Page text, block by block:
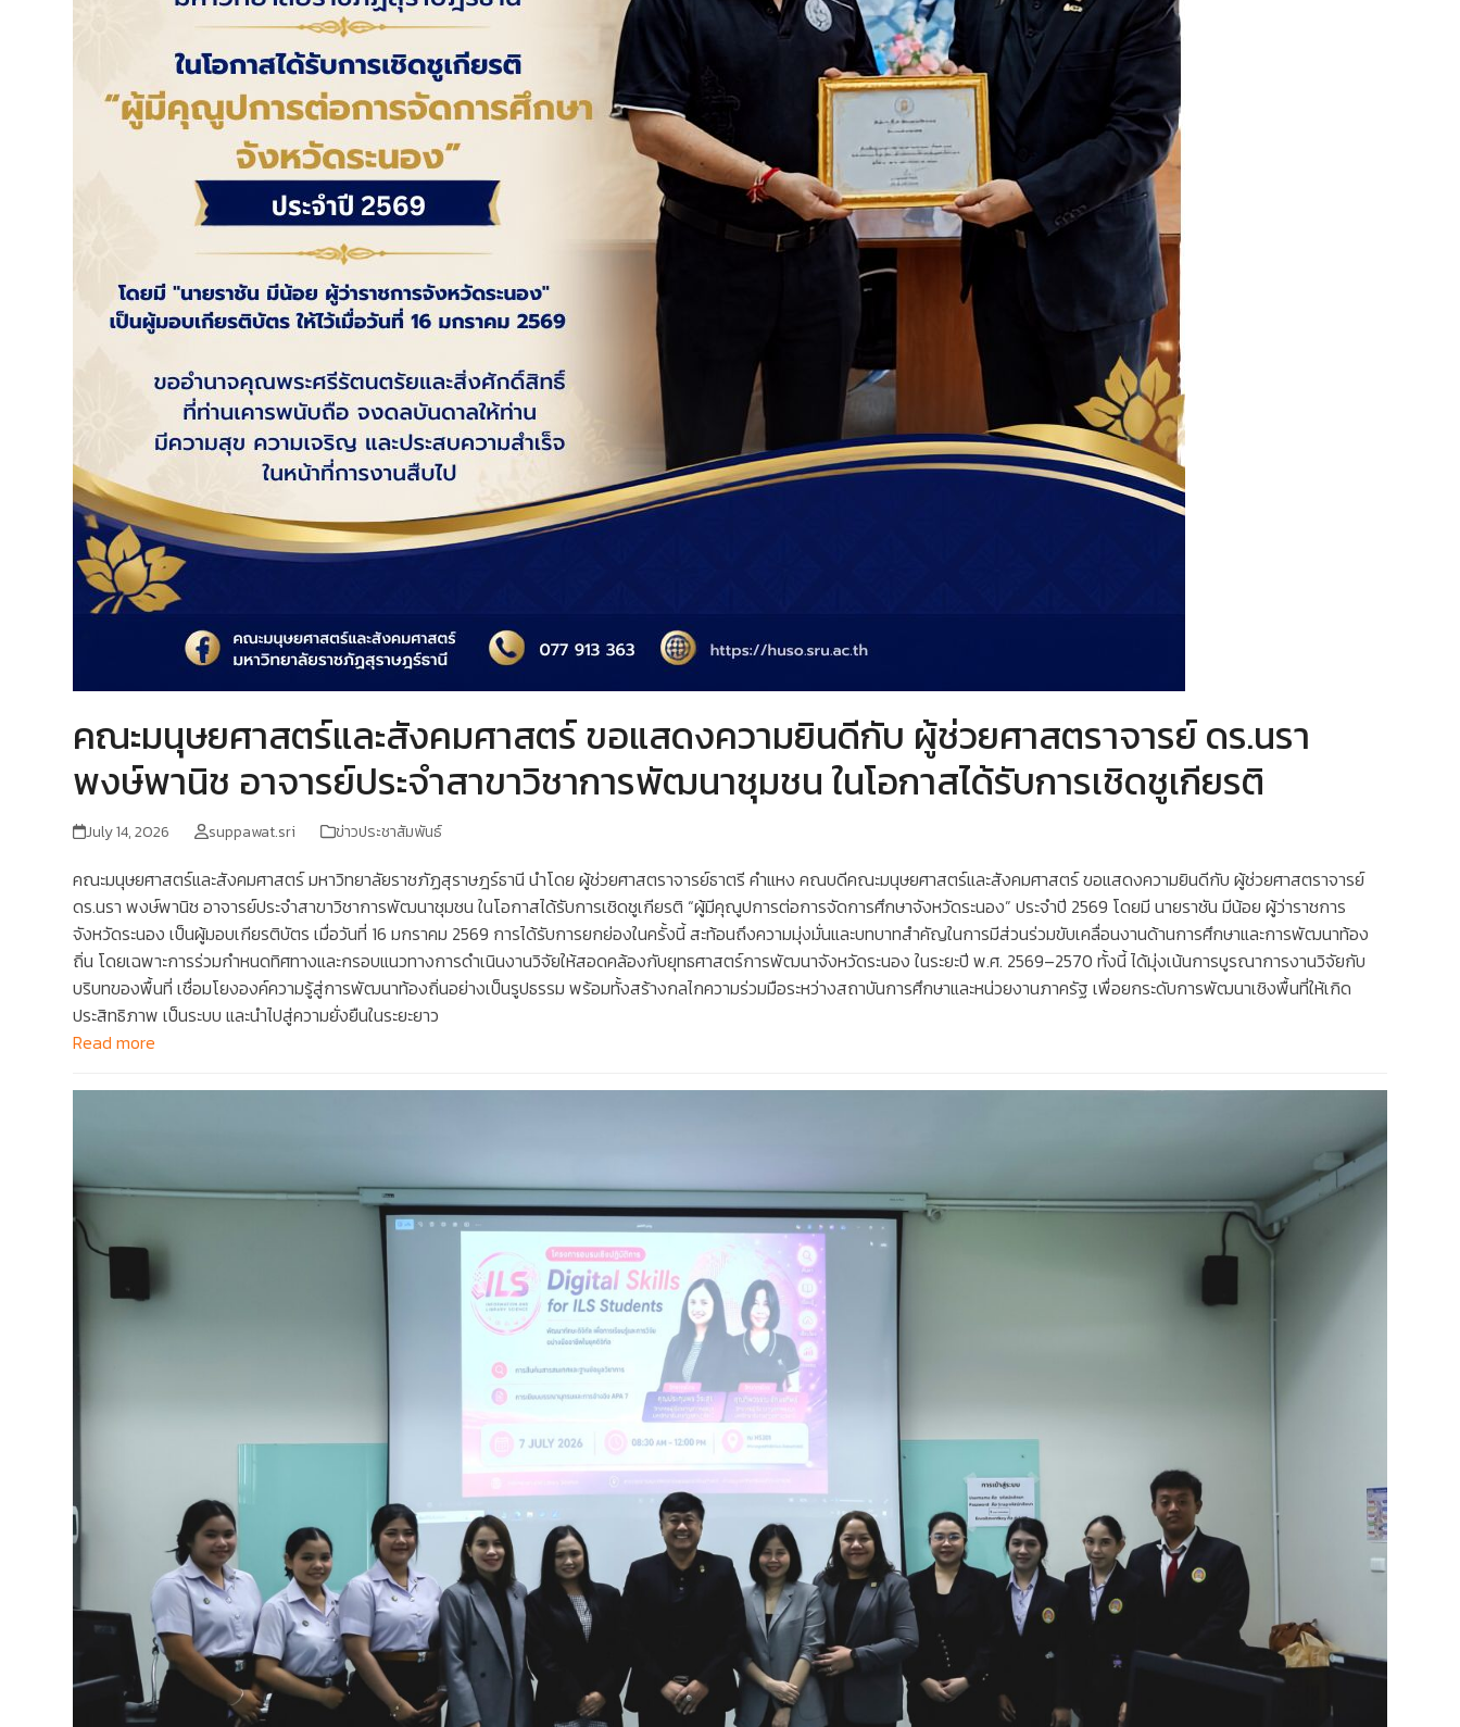
คณะมนุษยศาสตร์และสังคมศาสตร์ ขอแสดงความยินดีกับ ผู้ช่วยศาสตราจารย์ ดร.นรา
พงษ์พานิช อาจารย์ประจำสาขาวิชาการพัฒนาชุมชน ในโอกาสได้รับการเชิดชูเกียรติ
July 14, 2026 suppawat.sri ข่าวประชาสัมพันธ์
คณะมนุษยศาสตร์และสังคมศาสตร์ มหาวิทยาลัยราชภัฏสุราษฎร์ธานี นำโดย ผู้ช่วยศาสตราจารย์ธาตรี คำแหง คณบดีคณะมนุษยศาสตร์และสังคมศาสตร์ ขอแสดงความยินดีกับ ผู้ช่วยศาสตราจารย์
ดร.นรา พงษ์พานิช อาจารย์ประจำสาขาวิชาการพัฒนาชุมชน ในโอกาสได้รับการเชิดชูเกียรติ “ผู้มีคุณูปการต่อการจัดการศึกษาจังหวัดระนอง” ประจำปี 2569 โดยมี นายราชัน มีน้อย ผู้ว่าราชการ
จังหวัดระนอง เป็นผู้มอบเกียรติบัตร เมื่อวันที่ 16 มกราคม 2569 การได้รับการยกย่องในครั้งนี้ สะท้อนถึงความมุ่งมั่นและบทบาทสำคัญในการมีส่วนร่วมขับเคลื่อนงานด้านการศึกษาและการพัฒนาท้อง
ถิ่น โดยเฉพาะการร่วมกำหนดทิศทางและกรอบแนวทางการดำเนินงานวิจัยให้สอดคล้องกับยุทธศาสตร์การพัฒนาจังหวัดระนอง ในระยะปี พ.ศ. 2569–2570 ทั้งนี้ ได้มุ่งเน้นการบูรณาการงานวิจัยกับ
บริบทของพื้นที่ เชื่อมโยงองค์ความรู้สู่การพัฒนาท้องถิ่นอย่างเป็นรูปธรรม พร้อมทั้งสร้างกลไกความร่วมมือระหว่างสถาบันการศึกษาและหน่วยงานภาครัฐ เพื่อยกระดับการพัฒนาเชิงพื้นที่ให้เกิด
ประสิทธิภาพ เป็นระบบ และนำไปสู่ความยั่งยืนในระยะยาว
Read more